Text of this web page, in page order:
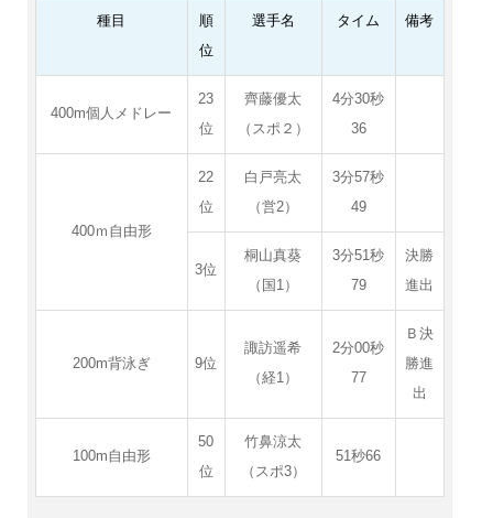
種目
順
位
選手名 タイム 備考
400m個人メドレー
23
位
齊藤優太
（スポ２）
4分30秒
36
400ｍ自由形
22
位
白戸亮太
（営2）
3分57秒
49
3位
桐山真葵
（国1）
3分51秒
79
決勝
進出
200m背泳ぎ 9位
諏訪遥希
（経1）
2分00秒
77
Ｂ決
勝進
出
100m自由形
50
位
竹鼻涼太
（スポ3）
51秒66